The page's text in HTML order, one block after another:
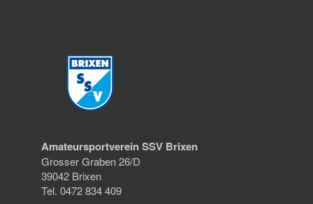
Amateursportverein SSV Brixen
Grosser Graben 26/D
39042 Brixen
Tel. 0472 834 409